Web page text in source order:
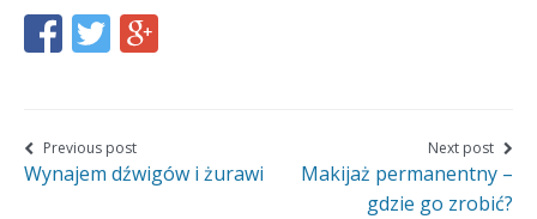
Share
on
Facebook
Share
on
Twitter
Share
on
Google+
Nawigacja
wpisu
Previous post
Wynajem dźwigów i żurawi
Next post
Makijaż permanentny –
gdzie go zrobić?